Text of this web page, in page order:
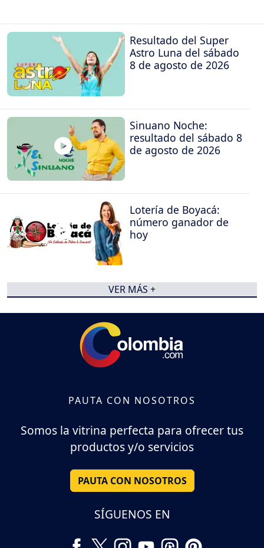
Resultado del Super
Astro Luna del sábado
8 de agosto de 2026
Sinuano Noche:
resultado del sábado 8
de agosto de 2026
Lotería de Boyacá:
número ganador de
hoy
VER MÁS +
PAUTA CON NOSOTROS
Somos la vitrina perfecta para ofrecer tus
productos y/o servicios
PAUTA CON NOSOTROS
SÍGUENOS EN